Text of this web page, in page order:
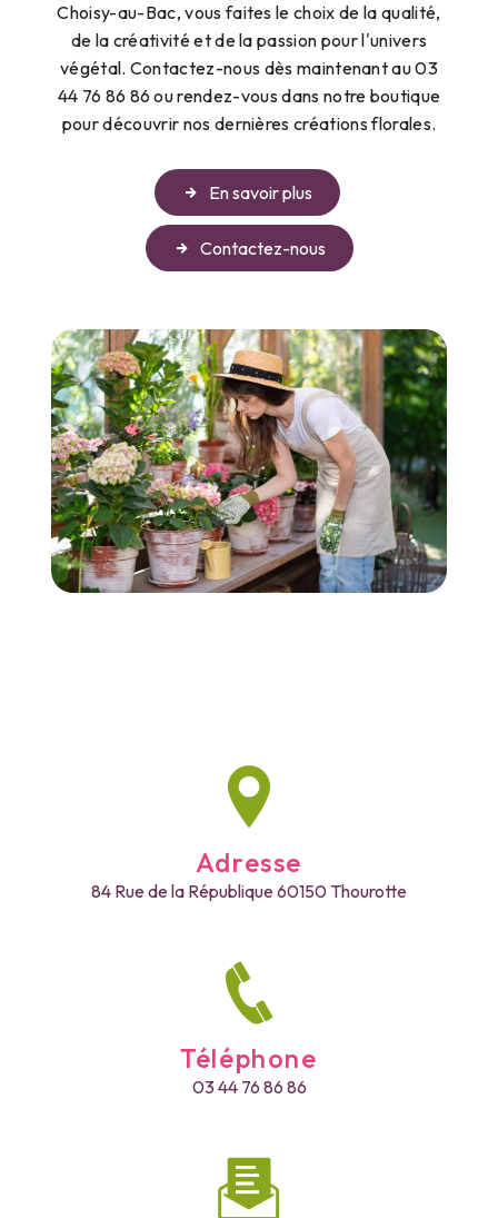
Choisy-au-Bac, vous faites le choix de la qualité,
de la créativité et de la passion pour l'univers
végétal. Contactez-nous dès maintenant au 03
44 76 86 86 ou rendez-vous dans notre boutique
pour découvrir nos dernières créations florales.
En savoir plus
Contactez-nous
Adresse
84 Rue de la République60150 Thourotte
Téléphone
03 44 76 86 86